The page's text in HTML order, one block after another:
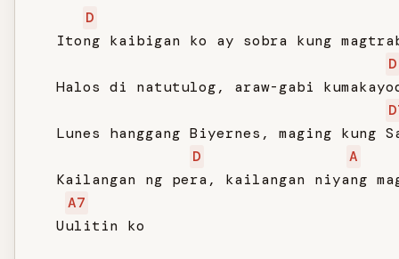
D
Itong kaibigan ko ay sobra kung
D
Halos di natutulog, araw-gabi
Lunes hanggang Biyernes, maging kung
D
A
Kailangan ng pera, kailangan niyang
A7
   Uulitin ko